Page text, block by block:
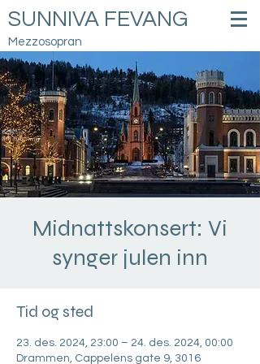
SUNNIVA FEVANG
Mezzosopran
Midnattskonsert: Vi
synger julen inn
Tid og sted
23. des. 2024, 23:00 – 24. des. 2024, 00:00
Drammen, Cappelens gate 9, 3016